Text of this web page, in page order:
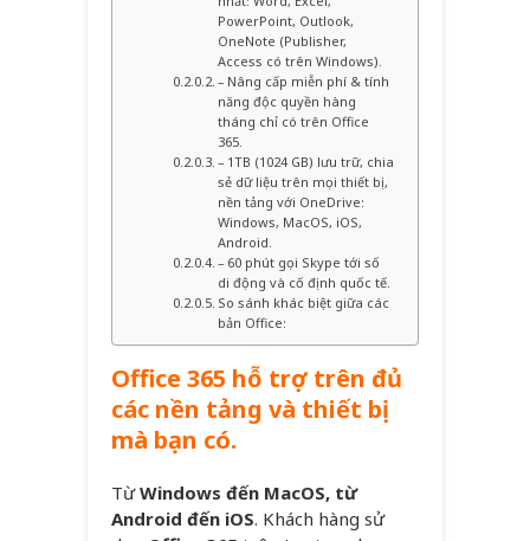
PowerPoint, Outlook,
OneNote (Publisher,
Access có trên Windows).
– Nâng cấp miễn phí & tính
năng độc quyền hàng
tháng chỉ có trên Office
365.
– 1TB (1024 GB) lưu trữ, chia
sẻ dữ liệu trên mọi thiết bị,
nền tảng với OneDrive:
Windows, MacOS, iOS,
Android.
– 60 phút gọi Skype tới số
di động và cố định quốc tế.
So sánh khác biệt giữa các
bản Office:
Office 365 hỗ trợ trên đủ
các nền tảng và thiết bị
mà bạn có.
TừWindows đến MacOS, từ
Android đến iOS. Khách hàng sử